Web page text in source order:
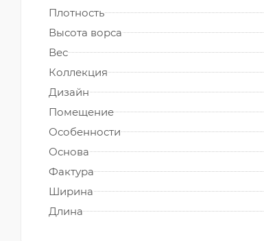
Плотность
Высота ворса
Вес
Коллекция
Дизайн
Помещение
Особенности
Основа
Фактура
Ширина
Длина